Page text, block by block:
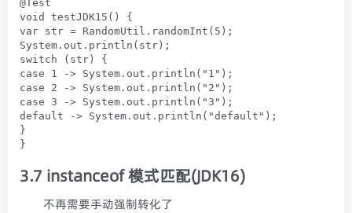
@Test
void testJDK15() {
var str = RandomUtil.randomInt(5);
System.out.println(str);
switch (str) {
case 1 -> System.out.println("1");
case 2 -> System.out.println("2");
case 3 -> System.out.println("3");
default -> System.out.println("default");
}
}
3.7 instanceof 模式匹配(JDK16)
不再需要手动强制转化了